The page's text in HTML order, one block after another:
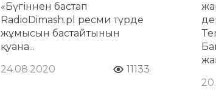
«Бүгіннен бастап
RadioDimash.pl ресми түрде
жұмысын бастайтынын
қуана...
24.08.2020
11133